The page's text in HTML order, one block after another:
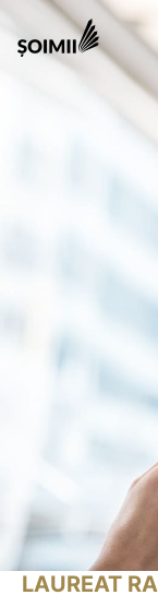
LAUREAT